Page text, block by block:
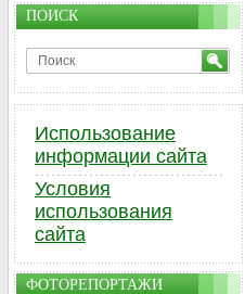
ПОИСК
Использование
информации сайта
Условия
использования
сайта
ФОТОРЕПОРТАЖИ